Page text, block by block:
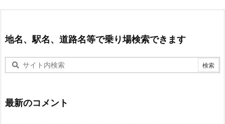
地名、駅名、道路名等で乗り場検索できます
最新のコメント